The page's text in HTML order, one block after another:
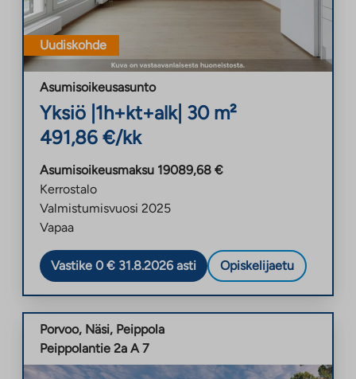
Uudiskohde
Asumisoikeusasunto
Yksiö 1h+kt+alk| 30 m²
491,86 €/kk
Asumisoikeusmaksu 19089,68 €
Kerrostalo
Valmistumisvuosi 2025
Vapaa
Vastike 0 € 31.8.2026 asti Opiskelijaetu
Porvoo, Näsi, Peippola
Peippolantie 2a A 7